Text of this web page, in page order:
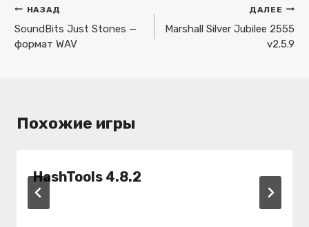
Навигация
по
записям
НАЗАД
SoundBits Just Stones —
формат WAV
ДАЛЕЕ
Marshall Silver Jubilee 2555
v2.5.9
Похожие игры
HashTools 4.8.2